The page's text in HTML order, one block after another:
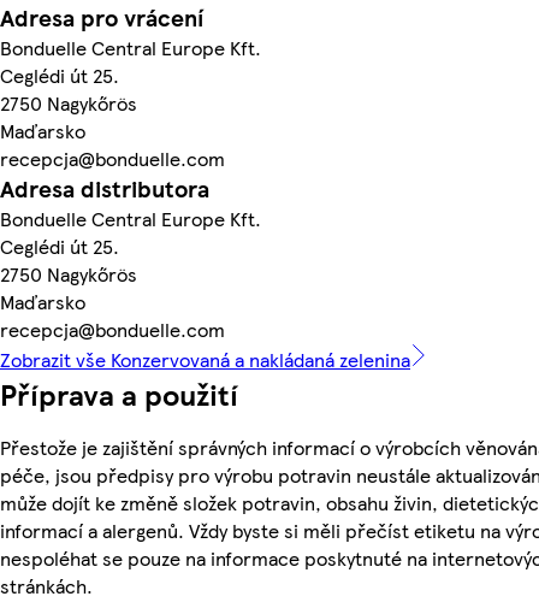
Adresa pro vrácení
Bonduelle Central Europe Kft.
Ceglédi út 25.
2750 Nagykőrös
Maďarsko
recepcja@bonduelle.com
Adresa distributora
Bonduelle Central Europe Kft.
Ceglédi út 25.
2750 Nagykőrös
Maďarsko
recepcja@bonduelle.com
Zobrazit vše Konzervovaná a nakládaná zelenina
Příprava a použití
Přestože je zajištění správných informací o výrobcích
péče, jsou předpisy pro výrobu potravin neustále
může dojít ke změně složek potravin, obsahu živin,
informací a alergenů. Vždy byste si měli přečíst etiketu na
nespoléhat se pouze na informace poskytnuté na
stránkách.